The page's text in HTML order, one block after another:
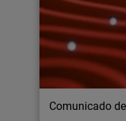
Comunicado